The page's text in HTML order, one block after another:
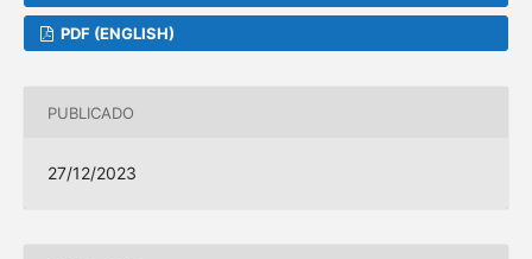
PDF (ENGLISH)
PUBLICADO
27/12/2023